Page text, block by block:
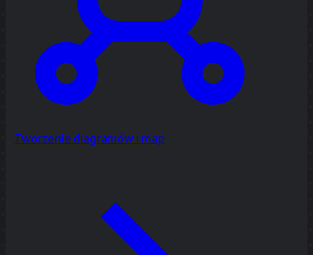
Tworzenie diagramów i map